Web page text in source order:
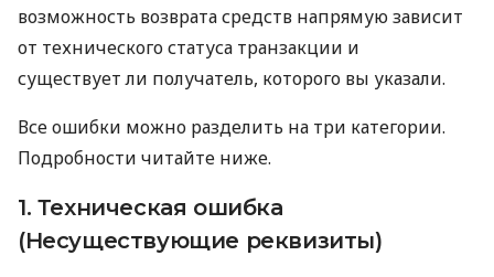
возможность возврата средств напрямую зависит
от технического статуса транзакции и
существует ли получатель, которого вы указали.
Все ошибки можно разделить на три категории.
Подробности читайте ниже.
1. Техническая ошибка
(Несуществующие реквизиты)